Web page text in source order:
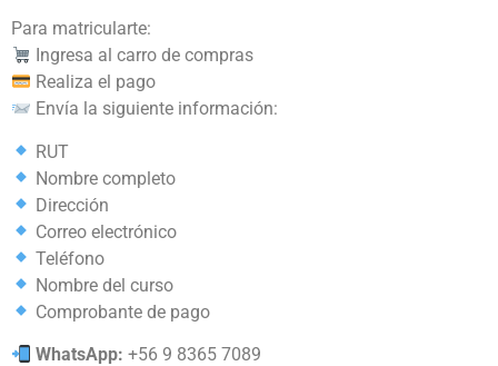
Para matricularte:
Ingresa al carro de compras
Realiza el pago
Envía la siguiente información:
RUT
Nombre completo
Dirección
Correo electrónico
Teléfono
Nombre del curso
Comprobante de pago
WhatsApp: +56 9 8365 7089